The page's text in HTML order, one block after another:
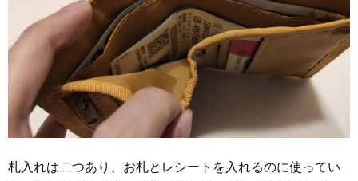
札入れは二つあり、お札とレシートを入れるのに使ってい